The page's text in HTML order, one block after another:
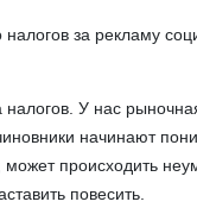
за рекламу
У нас
начинают
может происходить
повесить.